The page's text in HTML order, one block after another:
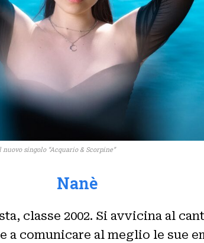
singolo “Acquario & Scorpine”
Nanè
classe 2002. Si avvicina al
comunicare al meglio le sue